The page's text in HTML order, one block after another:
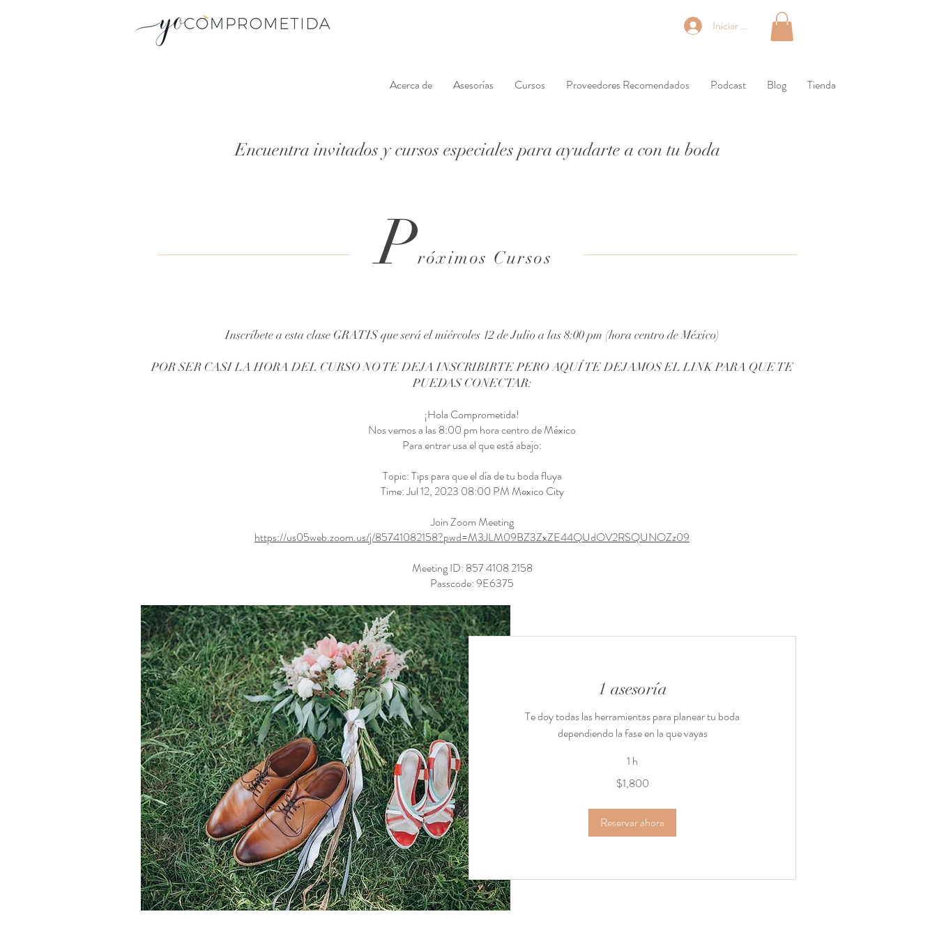
Acerca de Asesorías Cursos Proveedores Recomendados Podcast Blog Tienda
Iniciar sesión
Encuentra invitados y cursos especiales para ayudarte a con tu boda
Próximos Cursos
Inscríbete a esta clase GRATIS que será el miércoles 12 de Julio a las 8:00 pm (hora centro de México)
POR SER CASI LA HORA DEL CURSO NO TE DEJA INSCRIBIRTE PERO AQUÍ TE DEJAMOS EL LINK PARA QUE TE
PUEDAS CONECTAR:
¡Hola Comprometida!
Nos vemos a las 8:00 pm hora centro de México
Para entrar usa el que está abajo:
Topic: Tips para que el día de tu boda fluya
Time: Jul 12, 2023 08:00 PM Mexico City
Join Zoom Meeting
https://us05web.zoom.us/j/85741082158?pwd=M3JLM09BZ3ZxZE44QUdOV2RSQUNOZz09
Meeting ID: 857 4108 2158
Passcode: 9E6375
1 asesoría
Te doy todas las herramientas para planear tu boda
dependiendo la fase en la que vayas
1 h
$1,800
Reservar ahora